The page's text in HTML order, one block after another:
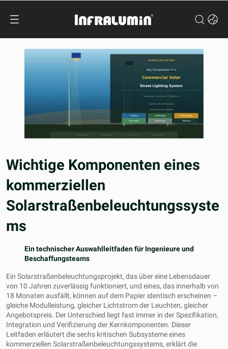
Wichtige Komponenten eines
kommerziellen
Solarstraßenbeleuchtungssyste
ms
Ein technischer Auswahlleitfaden für Ingenieure und
Beschaffungsteams
Ein Solarstraßenbeleuchtungsprojekt, das über eine Lebensdauer
von 10 Jahren zuverlässig funktioniert, und eines, das innerhalb von
18 Monaten ausfällt, können auf dem Papier identisch erscheinen –
gleiche Modulleistung, gleicher Lichtstrom der Leuchten, gleicher
Angebotspreis. Der Unterschied liegt fast immer in der Spezifikation,
Integration und Verifizierung der Kernkomponenten. Dieser
Leitfaden erläutert die sechs kritischen Subsysteme eines
kommerziellen Solarstraßenbeleuchtungssystems, erklärt die